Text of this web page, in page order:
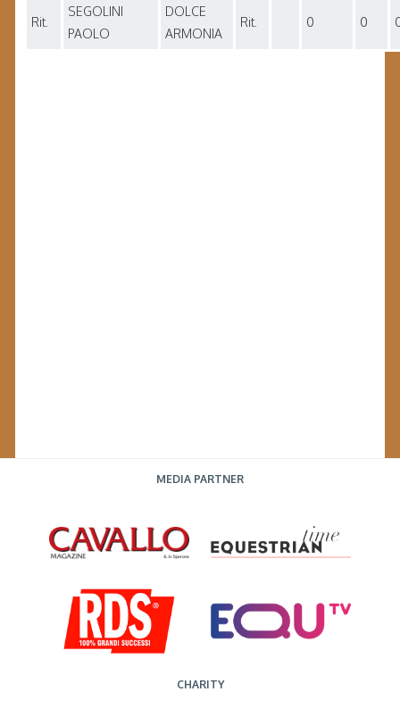
Rit.
SEGOLINI
PAOLO
DOLCE
ARMONIA
Rit. 0 0
MEDIA PARTNER
CHARITY